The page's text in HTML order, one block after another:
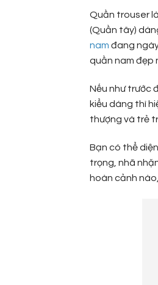
Quần trouser
(Quần tây)
nam đang
quần nam đẹp
Nếu như trước
kiểu dáng thì
thượng và trẻ
Bạn có thể
trọng, nhã
hoàn cảnh